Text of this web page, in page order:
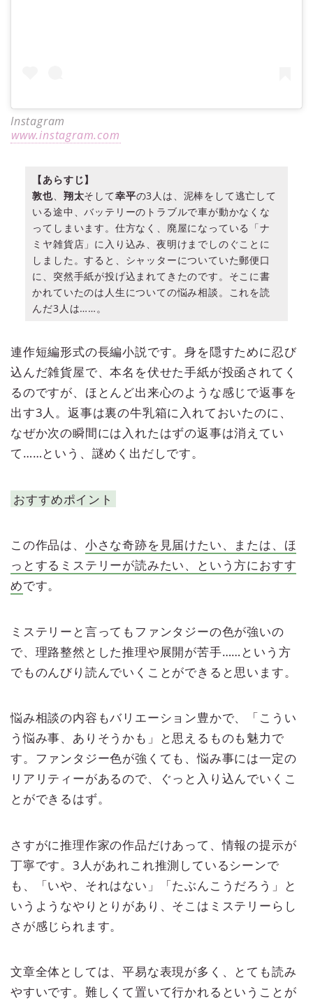
Instagram
www.instagram.com
【あらすじ】
敦也
翔太そして幸平の3人は、泥棒をして逃亡して
いる途中、バッテリーのトラブルで車が動かなくな
ってしまいます。仕方なく、廃屋になっている「ナ
ミヤ雑貨店」に入り込み、夜明けまでしのぐことに
しました。すると、シャッターについていた郵便口
に、突然手紙が投げ込まれてきたのです。そこに書
かれていたのは人生についての悩み相談。これを読
んだ3人は……。
連作短編形式の長編小説です。身を隠すために忍び
込んだ雑貨屋で、本名を伏せた手紙が投函されてく
るのですが、ほとんど出来心のような感じで返事を
出す3人。返事は裏の牛乳箱に入れておいたのに、
なぜか次の瞬間には入れたはずの返事は消えてい
て……という、謎めく出だしです。
おすすめポイント
この作品は、 小さな奇跡を見届けたい、または、ほ
っとするミステリーが読みたい、という方におすす
めです。
ミステリーと言ってもファンタジーの色が強いの
で、理路整然とした推理や展開が苦手……という方
でものんびり読んでいくことができると思います。
悩み相談の内容もバリエーション豊かで、「こうい
う悩み事、ありそうかも」と思えるものも魅力で
す。ファンタジー色が強くても、悩み事には一定の
リアリティーがあるので、ぐっと入り込んでいくこ
とができるはず。
さすがに推理作家の作品だけあって、情報の提示が
丁寧です。3人があれこれ推測しているシーンで
も、「いや、それはない」「たぶんこうだろう」と
いうようなやりとりがあり、そこはミステリーらし
さが感じられます。
文章全体としては、平易な表現が多く、とても読み
やすいです。難しくて置いて行かれるということが